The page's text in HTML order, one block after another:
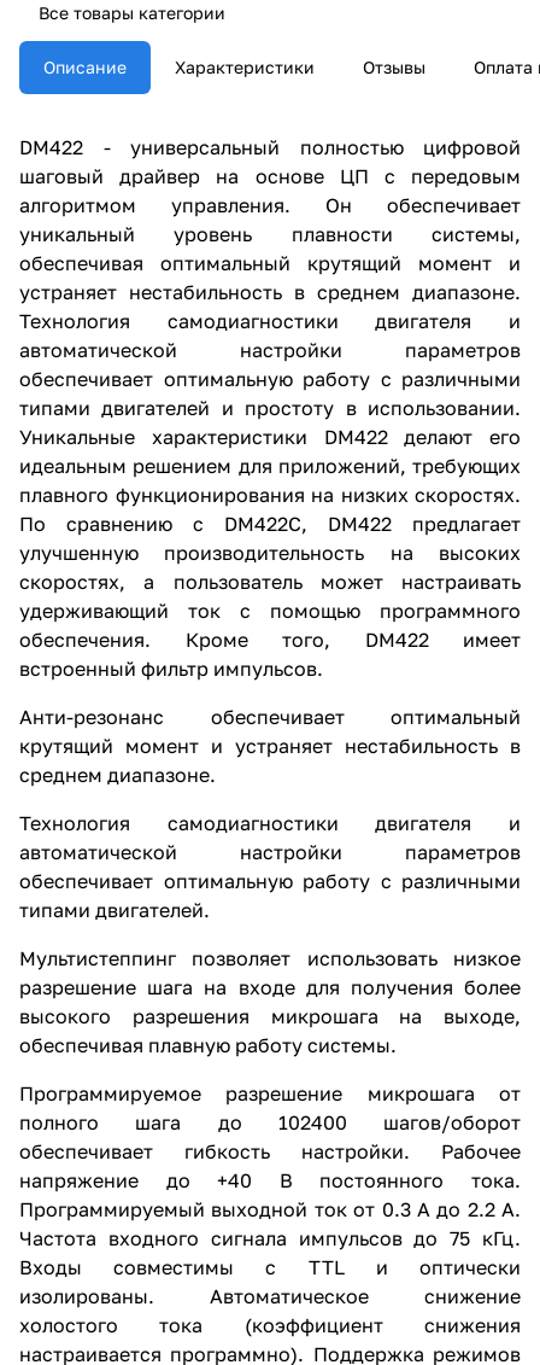
Все товары категории
Описание Характеристики Отзывы Оплата
DM422 - универсальный полностью цифровой
шаговый драйвер на основе ЦП с передовым
алгоритмом управления. Он обеспечивает
уникальный уровень плавности системы,
обеспечивая оптимальный крутящий момент и
устраняет нестабильность в среднем диапазоне.
Технология самодиагностики двигателя и
автоматической настройки параметров
обеспечивает оптимальную работу с различными
типами двигателей и простоту в использовании.
Уникальные характеристики DM422 делают его
идеальным решением для приложений, требующих
плавного функционирования на низких скоростях.
По сравнению с DM422C, DM422 предлагает
улучшенную производительность на высоких
скоростях, а пользователь может настраивать
удерживающий ток с помощью программного
обеспечения. Кроме того, DM422 имеет
встроенный фильтр импульсов.
Анти-резонанс обеспечивает оптимальный
крутящий момент и устраняет нестабильность в
среднем диапазоне.
Технология самодиагностики двигателя и
автоматической настройки параметров
обеспечивает оптимальную работу с различными
типами двигателей.
Мультистеппинг позволяет использовать низкое
разрешение шага на входе для получения более
высокого разрешения микрошага на выходе,
обеспечивая плавную работу системы.
Программируемое разрешение микрошага от
полного шага до 102400 шагов/оборот
обеспечивает гибкость настройки. Рабочее
напряжение до +40 В постоянного тока.
Программируемый выходной ток от 0.3 А до 2.2 А.
Частота входного сигнала импульсов до 75 кГц.
Входы совместимы с TTL и оптически
изолированы. Автоматическое снижение
холостого тока (коэффициент снижения
настраивается программно). Поддержка режимов